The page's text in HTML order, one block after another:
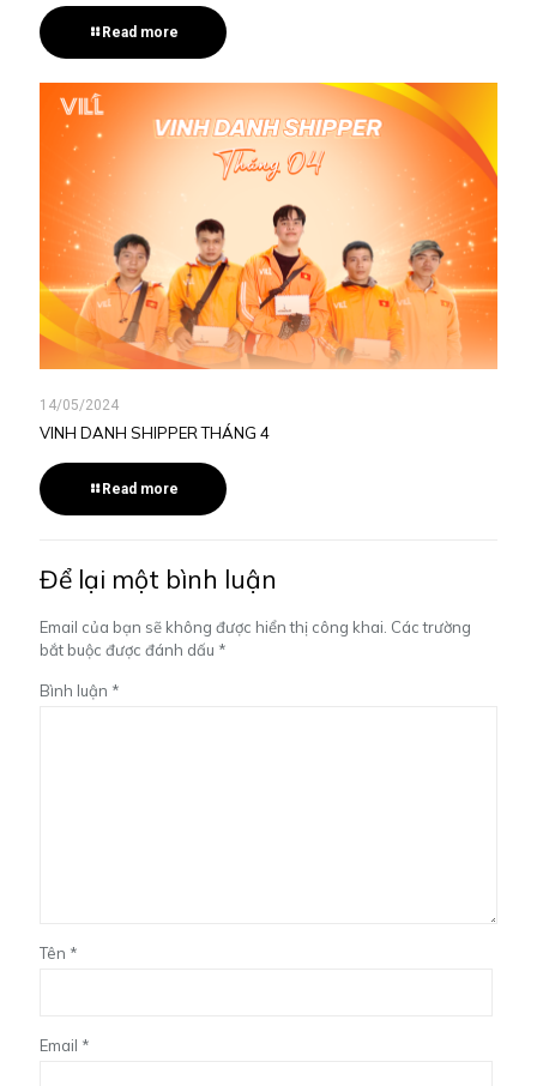
Read more
14/05/2024
VINH DANH SHIPPER THÁNG 4
Read more
Để lại một bình luận
Email của bạn sẽ không được hiển thị công khai. Các trường
bắt buộc được đánh dấu *
Bình luận *
Tên *
Email *